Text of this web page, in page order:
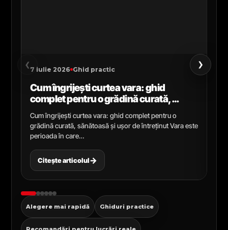
‹ 7 iulie 2026 Ghid practic
Cum îngrijești curtea vara: ghid
complet pentru o grădină curată,
sănătoasă și ușor de întreținut
Cum îngrijești curtea vara: ghid complet pentru o
grădină curată, sănătoasă și ușor de întreținut Vara este
perioada în care…
Citește articolul→
›
Alegere mai rapidă Ghiduri practice